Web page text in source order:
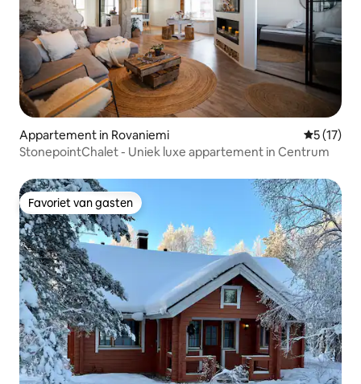
Appartement in Rovaniemi
5 (17)
StonepointChalet - Uniek luxe appartement in Centrum
Favoriet van gasten
Favoriet van gasten